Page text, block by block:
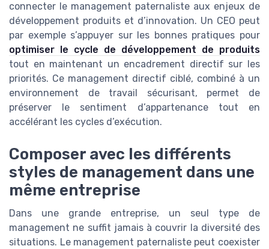
connecter le management paternaliste aux enjeux de
développement produits et d’innovation. Un CEO peut
par exemple s’appuyer sur les bonnes pratiques pour
optimiser le cycle de développement de produits
tout en maintenant un encadrement directif sur les
priorités. Ce management directif ciblé, combiné à un
environnement de travail sécurisant, permet de
préserver le sentiment d’appartenance tout en
accélérant les cycles d’exécution.
Composer avec les différents
styles de management dans une
même entreprise
Dans une grande entreprise, un seul type de
management ne suffit jamais à couvrir la diversité des
situations. Le management paternaliste peut coexister